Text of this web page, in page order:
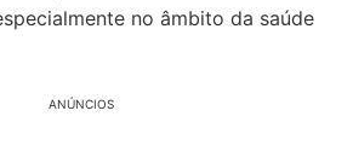
no âmbito da saúde
ANÚNCIOS